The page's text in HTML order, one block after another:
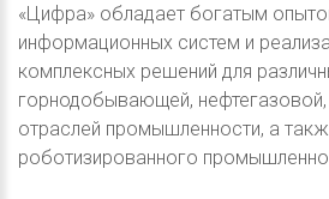
«Цифра» обладает богатым
информационных систем и
комплексных решений для
горнодобывающей, нефтегазовой,
отраслей промышленности, а
роботизированного